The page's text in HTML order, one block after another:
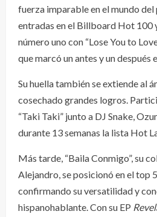
fuerza imparable en el mundo del
entradas en el Billboard Hot 100
número uno con “Lose You to
que marcó un antes y un después
Su huella también se extiende al
cosechado grandes logros.
“Taki Taki” junto a DJ Snake,
durante 13 semanas la lista Hot
Más tarde, “Baila Conmigo”, su
Alejandro, se posicionó en el top
confirmando su versatilidad y
hispanohablante. Con su EP